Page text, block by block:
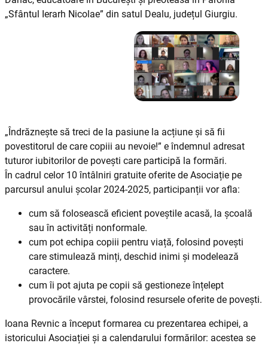
„Sfântul Ierarh Nicolae” din satul Dealu, județul Giurgiu.
„Îndrăznește să treci de la pasiune la acțiune și să fii
povestitorul de care copiii au nevoie!” e îndemnul adresat
tuturor iubitorilor de povești care participă la formări.
În cadrul celor 10 întâlniri gratuite oferite de Asociație pe
parcursul anului școlar 2024-2025, participanții vor afla:
cum să folosească eficient poveștile acasă, la școală
sau în activități nonformale.
cum pot echipa copiii pentru viață, folosind povești
care stimulează minți, deschid inimi și modelează
caractere.
cum îi pot ajuta pe copii să gestioneze înțelept
provocările vârstei, folosind resursele oferite de povești.
Ioana Revnic a început formarea cu prezentarea echipei, a
istoricului Asociației și a calendarului formărilor: acestea se